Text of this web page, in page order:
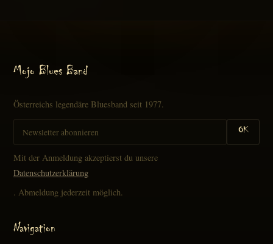
Mojo Blues Band
Österreichs legendäre Bluesband seit 1977.
OK
Mit der Anmeldung akzeptierst du unsere
Datenschutzerklärung
. Abmeldung jederzeit möglich.
Navigation